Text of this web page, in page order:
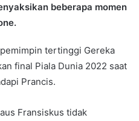
beberapa momen
tertinggi Gereka
final Piala Dunia 2022 saat
Prancis.
Fransiskus tidak